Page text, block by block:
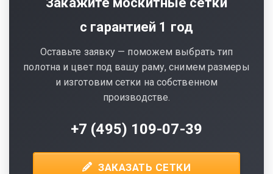
с гарантией 1 год
Оставьте заявку — поможем выбрать тип
полотна и цвет под вашу раму, снимем размеры
и изготовим сетки на собственном
производстве.
+7 (495) 109-07-39
ЗАКАЗАТЬ СЕТКИ